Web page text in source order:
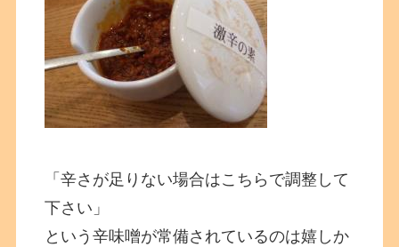
「辛さが足りない場合はこちらで調整して
下さい」
という辛味噌が常備されているのは嬉しか